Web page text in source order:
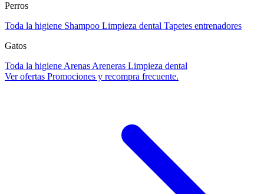
Perros
Toda la higiene Shampoo Limpieza dental Tapetes entrenadores
Gatos
Toda la higiene Arenas Areneras Limpieza dental
Ver ofertas Promociones y recompra frecuente.